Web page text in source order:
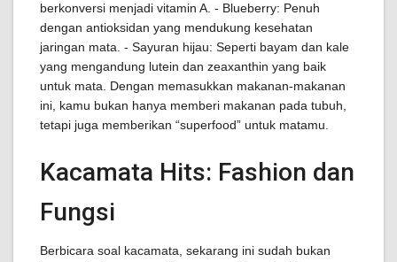
berkonversi menjadi vitamin A. - Blueberry: Penuh
dengan antioksidan yang mendukung kesehatan
jaringan mata. - Sayuran hijau: Seperti bayam dan kale
yang mengandung lutein dan zeaxanthin yang baik
untuk mata. Dengan memasukkan makanan-makanan
ini, kamu bukan hanya memberi makanan pada tubuh,
tetapi juga memberikan “superfood” untuk matamu.
Kacamata Hits: Fashion dan
Fungsi
Berbicara soal kacamata, sekarang ini sudah bukan